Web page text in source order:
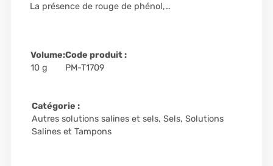
La présence de rouge de phénol,…
Volume:
10 g
Code produit :
PM-T1709
Catégorie :
Autres solutions salines et sels, Sels, Solutions
Salines et Tampons